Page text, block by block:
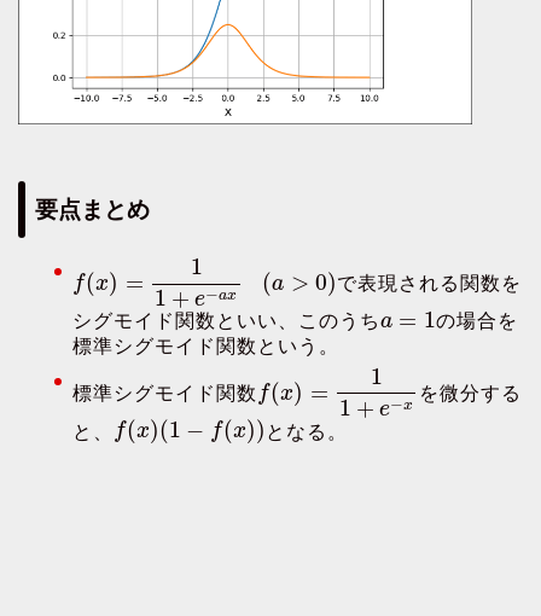
要点まとめ
f(x) =
1
1 + e−ax (a > 0)で表現される関数を
シグモイド関数といい、このうちa = 1の場合を
標準シグモイド関数という。
標準シグモイド関数 f(x) =
1
1 + e−x
を微分する
と、
f(x)(1 − f(x)) となる。